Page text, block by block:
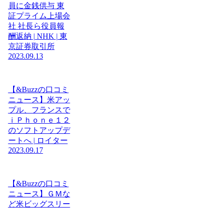
員に金銭供与 東
証プライム上場会
社 社長ら役員報
酬返納 | NHK | 東
京証券取引所
2023.09.13
【&Buzzの口コミ
ニュース】米アッ
プル、フランスで
ｉＰｈｏｎｅ１２
のソフトアップデ
ートへ | ロイター
2023.09.17
【&Buzzの口コミ
ニュース】ＧＭな
ど米ビッグスリー